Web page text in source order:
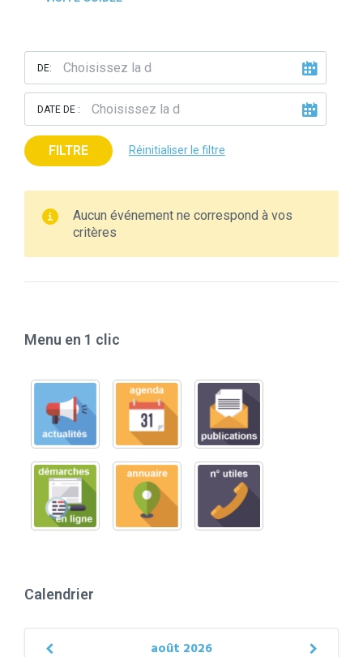
DE:
DATE DE :
FILTRE Réinitialiser le filtre
Aucun événement ne correspond à vos
critères
Menu en 1 clic
Calendrier
août 2026
Previous